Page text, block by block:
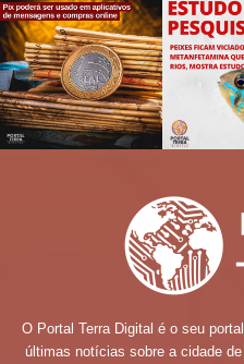
O Portal Terra Digital é o seu
últimas notícias sobre a cidade